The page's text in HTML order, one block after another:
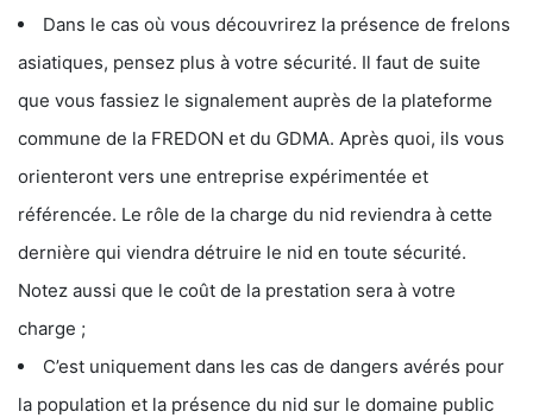
Dans le cas où vous découvrirez la présence de frelons
asiatiques, pensez plus à votre sécurité. Il faut de suite
que vous fassiez le signalement auprès de la plateforme
commune de la FREDON et du GDMA. Après quoi, ils vous
orienteront vers une entreprise expérimentée et
référencée. Le rôle de la charge du nid reviendra à cette
dernière qui viendra détruire le nid en toute sécurité.
Notez aussi que le coût de la prestation sera à votre
charge ;
C’est uniquement dans les cas de dangers avérés pour
la population et la présence du nid sur le domaine public